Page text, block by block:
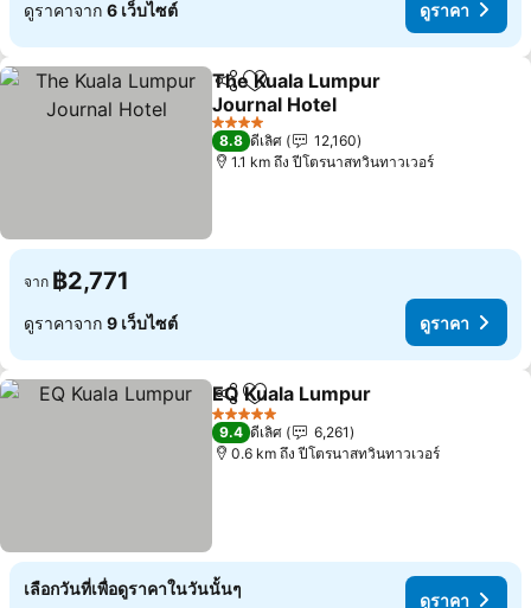
ดูราคาจาก 6 เว็บไซต์ ดูราคา
แชร์ เพิ่มในรายการโปรด
The Kuala Lumpur
Journal Hotel
ดูราคา
4 ดาว
8.8 ดีเลิศ
12,160
1.1 km ถึง ปีโตรนาสทวินทาวเวอร์
จาก ฿2,771
ดูราคาจาก 9 เว็บไซต์ ดูราคา
แชร์ เพิ่มในรายการโปรด
EQ Kuala Lumpur
5 ดาว
9.4 ดีเลิศ
6,261
0.6 km ถึง ปีโตรนาสทวินทาวเวอร์
เลือกวันที่เพื่อดูราคาในวันนั้นๆ
ดูราคา